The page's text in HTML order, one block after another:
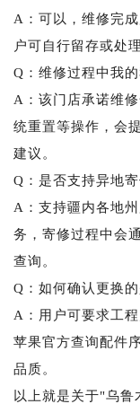
A：可以，维修完
户可自行留存或处
Q：维修过程中我
A：该门店承诺维
统重置等操作，会
建议。
Q：是否支持异地寄
A：支持疆内各地
务，寄修过程中会
查询。
Q：如何确认更换
A：用户可要求工
苹果官方查询配件
品质。
以上就是关于"乌鲁